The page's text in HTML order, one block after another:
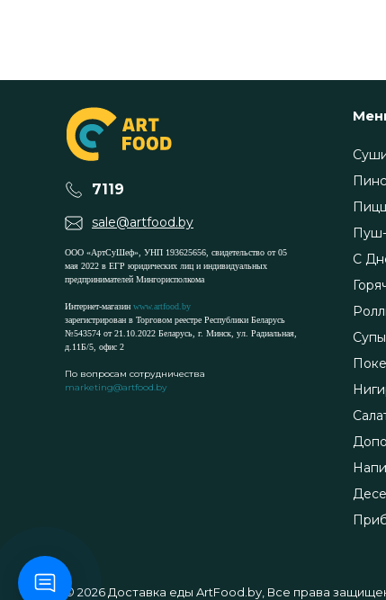
7119
sale@artfood.by
ООО «АртСуШеф», УНП 193625656, свидетельство от 05
мая 2022 в ЕГР юридических лиц и индивидуальных
предпринимателей Мингорисполкома
Интернет-магазин www.artfood.by
зарегистрирован в Торговом реестре Республики Беларусь
№543574 от 21.10.2022 Беларусь, г. Минск, ул. Радиальная,
д.11Б/5, офис 2
По вопросам сотрудничества
marketing@artfood.by
С
Супы
Поке
© 2026 Доставка еды ArtFood.by, Все права